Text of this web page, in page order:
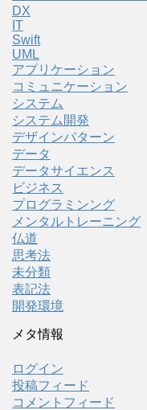
DX
IT
Swift
UML
アプリケーション
コミュニケーション
システム
システム開発
デザインパターン
データ
データサイエンス
ビジネス
プログラミンング
メンタルトレーニング
仏道
思考法
未分類
表記法
開発環境
メタ情報
ログイン
投稿フィード
コメントフィード